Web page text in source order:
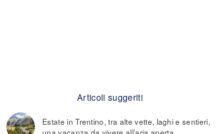
Articoli suggeriti
Estate in Trentino, tra alte vette, laghi e sentieri,